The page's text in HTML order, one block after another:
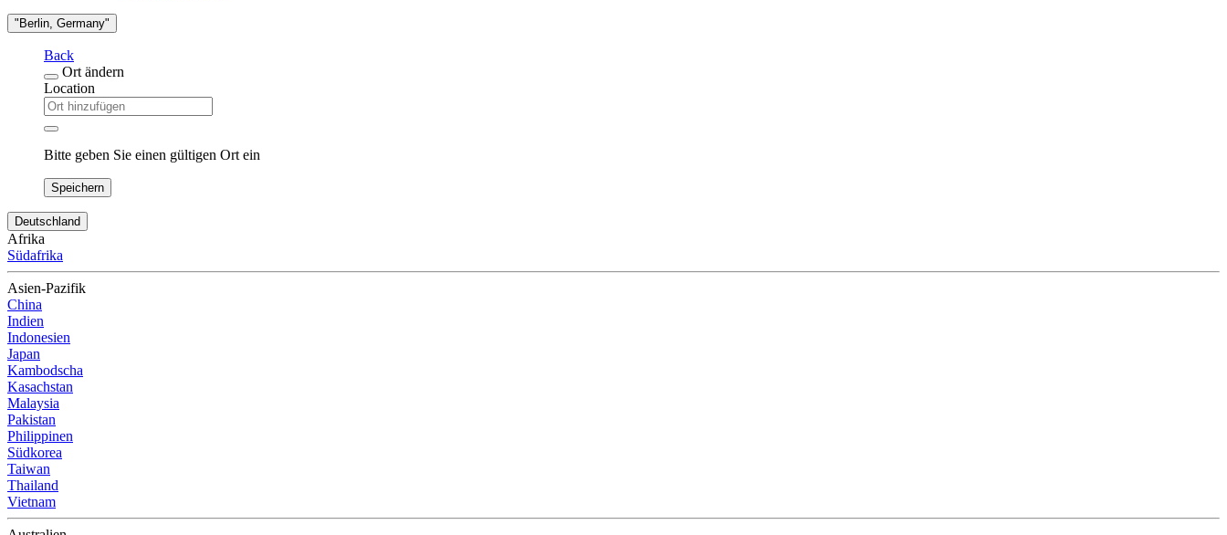
"Berlin, Germany"
Back
Ort ändern
Location
Bitte geben Sie einen gültigen Ort ein
Speichern
Deutschland
Afrika
Südafrika
Asien-Pazifik
China
Indien
Indonesien
Japan
Kambodscha
Kasachstan
Malaysia
Pakistan
Philippinen
Südkorea
Taiwan
Thailand
Vietnam